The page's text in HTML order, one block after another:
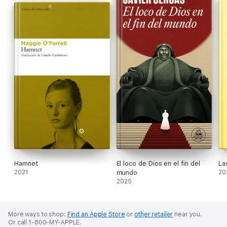
Porochista Khakpour, The New York Times
es una experiencia
extraordinaria».
Daniel Hahn,The Guardian
«En el trayecto de Yeonghye afloran algunas grietas de la
sociedad y del pensamiento colectivo, como el hecho de que la
sensatez puede ser vista como locura, la sencillez como algo
problemático y el deseo de ser distinto como una amenaza».
Hamnet
2021
El loco de Dios en el fin del
mundo
2025
More ways to shop: Find an Apple Store or other retailer near you.
Or call 1-800-MY-APPLE.